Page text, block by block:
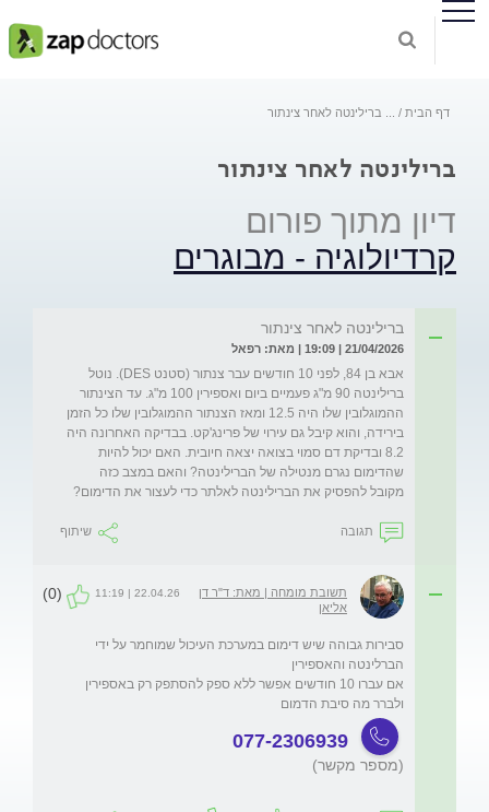
דף הבית ברילינטה לאחר צינתור
ברילינטה לאחר צינתור
דיון מתוך פורום
קרדיולוגיה - מבוגרים
ברילינטה לאחר צינתור
21/04/2026 | 19:09 | מאת: רפאל
אבא בן 84, לפני 10 חודשים עבר צנתור (סטנט DES). נוטל
ברילינטה 90 מ"ג פעמיים ביום ואספירין 100 מ"ג. עד הצינתור
ההמוגלובין שלו היה 12.5 ומאז הצנתור ההמוגלובין שלו כל הזמן
בירידה, והוא קיבל גם עירוי של פרינג'קט. בבדיקה האחרונה היה
8.2 ובדיקת דם סמוי בצואה יצאה חיובית. האם יכול להיות
שהדימום נגרם מנטילה של הברילינטה? והאם במצב כזה
מקובל להפסיק את הברילינטה לאלתר כדי לעצור את הדימום?
תגובה שיתוף
תשובת מומחה | מאת: ד"ר דן
אליאן
22.04.26 | 11:19
(0)
סבירות גבוהה שיש דימום במערכת העיכול שמוחמר על ידי
אם עברו 10 חודשים אפשר ללא ספק להסתפק רק באספירין
ולברר מה סיבת הדמום
077-2306939
(מספר מקשר)